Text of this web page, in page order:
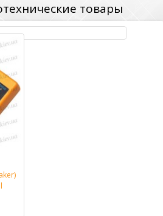
товары